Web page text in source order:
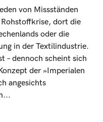
von Missständen
dort die
oder die
in der Textilindustrie.
– dennoch scheint sich
der »Imperialen
angesichts